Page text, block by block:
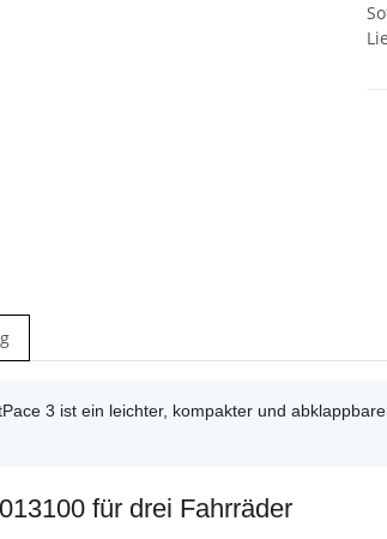
3 ist ein leichter, kompakter und
für drei Fahrräder